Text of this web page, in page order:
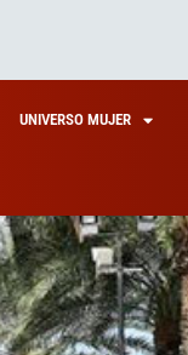
UNIVERSO MUJER